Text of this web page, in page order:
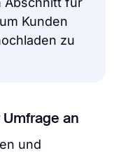
Kunden
zu
an
und